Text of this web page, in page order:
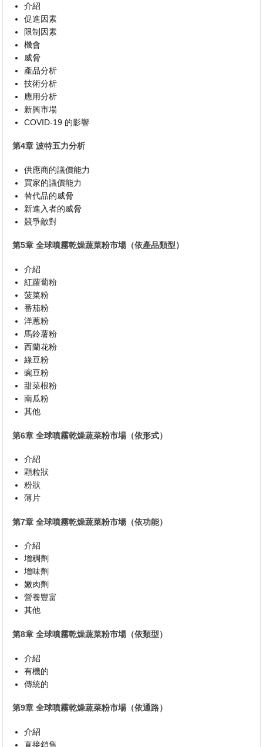
介紹
促進因素
限制因素
機會
威脅
產品分析
技術分析
應用分析
新興市場
COVID-19 的影響
第4章 波特五力分析
供應商的議價能力
買家的議價能力
替代品的威脅
新進入者的威脅
競爭敵對
第5章 全球噴霧乾燥蔬菜粉市場（依產品類型）
介紹
紅蘿蔔粉
菠菜粉
番茄粉
洋蔥粉
馬鈴薯粉
西蘭花粉
綠豆粉
豌豆粉
甜菜根粉
南瓜粉
其他
第6章 全球噴霧乾燥蔬菜粉市場（依形式）
介紹
顆粒狀
粉狀
薄片
第7章 全球噴霧乾燥蔬菜粉市場（依功能）
介紹
增稠劑
增味劑
嫩肉劑
營養豐富
其他
第8章 全球噴霧乾燥蔬菜粉市場（依類型）
介紹
有機的
傳統的
第9章 全球噴霧乾燥蔬菜粉市場（依通路）
介紹
直接銷售